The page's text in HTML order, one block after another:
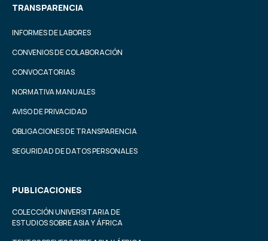
TRANSPARENCIA
INFORMES DE LABORES
CONVENIOS DE COLABORACIÓN
CONVOCATORIAS
NORMATIVA MANUALES
AVISO DE PRIVACIDAD
OBLIGACIONES DE TRANSPARENCIA
SEGURIDAD DE DATOS PERSONALES
PUBLICACIONES
COLECCIÓN UNIVERSITARIA DE
ESTUDIOS SOBRE ASIA Y ÁFRICA